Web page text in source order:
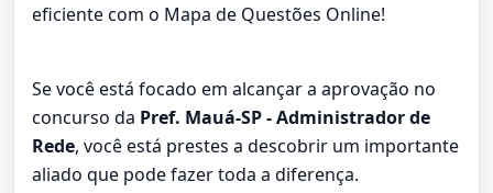
eficiente com o Mapa de Questões Online!
Se você está focado em alcançar a aprovação no
concurso da Pref. Mauá-SP - Administrador de
Rede, você está prestes a descobrir um importante
aliado que pode fazer toda a diferença.